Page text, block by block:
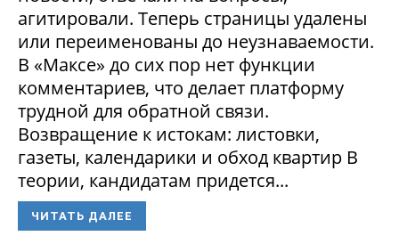
агитировали. Теперь страницы удалены
или переименованы до неузнаваемости.
В «Максе» до сих пор нет функции
комментариев, что делает платформу
трудной для обратной связи.
Возвращение к истокам: листовки,
газеты, календарики и обход квартир В
теории, кандидатам придется...
ЧИТАТЬ ДАЛЕЕ